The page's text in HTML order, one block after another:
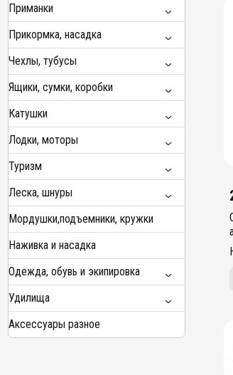
Приманки
Прикормка, насадка
Чехлы, тубусы
Ящики, сумки, коробки
Катушки
Лодки, моторы
Туризм
Леска, шнуры
Мордушки,подъемники, кружки
Наживка и насадка
Одежда, обувь и экипировка
Удилища
Аксессуары разное